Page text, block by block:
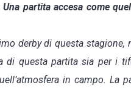
partita accesa come
derby di questa stagione,
di questa partita sia per i
in campo. La